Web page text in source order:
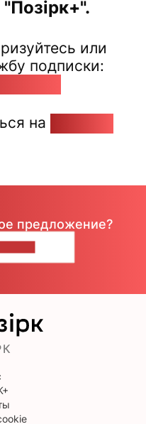
или
подписки:
на
предложение?